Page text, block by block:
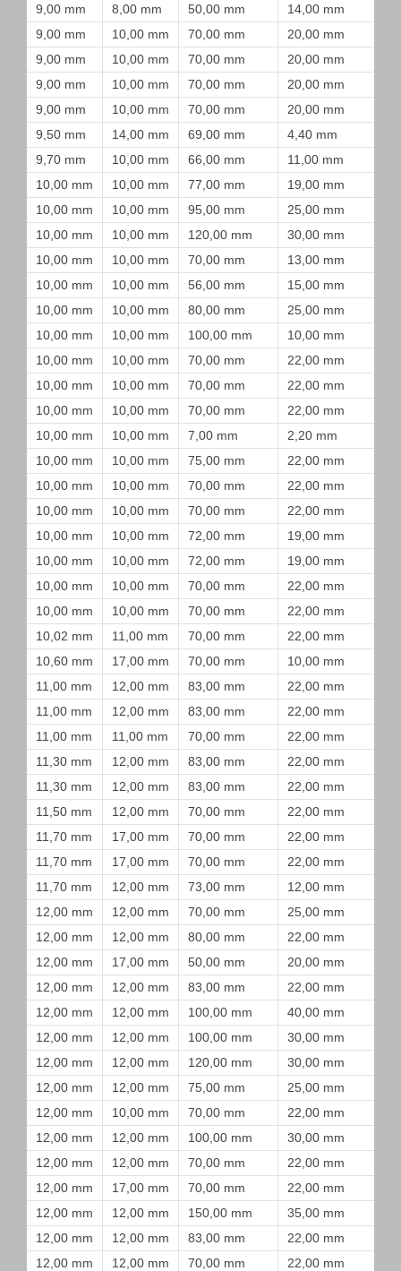
9,00 mm
8,00 mm 50,00 mm
14,00 mm
9,00 mm
10,00 mm 70,00 mm
20,00 mm
9,00 mm
10,00 mm 70,00 mm
20,00 mm
9,00 mm
10,00 mm 70,00 mm
20,00 mm
9,00 mm
10,00 mm 70,00 mm
20,00 mm
9,50 mm
14,00 mm 69,00 mm
4,40 mm
9,70 mm
10,00 mm 66,00 mm
11,00 mm
10,00 mm
10,00 mm 77,00 mm
19,00 mm
10,00 mm
10,00 mm 95,00 mm
25,00 mm
10,00 mm
10,00 mm 120,00 mm
30,00 mm
10,00 mm
10,00 mm 70,00 mm
13,00 mm
10,00 mm
10,00 mm 56,00 mm
15,00 mm
10,00 mm
10,00 mm 80,00 mm
25,00 mm
10,00 mm
10,00 mm 100,00 mm
10,00 mm
10,00 mm
10,00 mm 70,00 mm
22,00 mm
10,00 mm
10,00 mm 70,00 mm
22,00 mm
10,00 mm
10,00 mm 70,00 mm
22,00 mm
10,00 mm
10,00 mm 7,00 mm
2,20 mm
10,00 mm
10,00 mm 75,00 mm
22,00 mm
10,00 mm
10,00 mm 70,00 mm
22,00 mm
10,00 mm
10,00 mm 70,00 mm
22,00 mm
10,00 mm
10,00 mm 72,00 mm
19,00 mm
10,00 mm
10,00 mm 72,00 mm
19,00 mm
10,00 mm
10,00 mm 70,00 mm
22,00 mm
10,00 mm
10,00 mm 70,00 mm
22,00 mm
10,02 mm
11,00 mm 70,00 mm
22,00 mm
10,60 mm
17,00 mm 70,00 mm
10,00 mm
11,00 mm
12,00 mm 83,00 mm
22,00 mm
11,00 mm
12,00 mm 83,00 mm
22,00 mm
11,00 mm
11,00 mm 70,00 mm
22,00 mm
11,30 mm
12,00 mm 83,00 mm
22,00 mm
11,30 mm
12,00 mm 83,00 mm
22,00 mm
11,50 mm
12,00 mm 70,00 mm
22,00 mm
11,70 mm
17,00 mm 70,00 mm
22,00 mm
11,70 mm
17,00 mm 70,00 mm
22,00 mm
11,70 mm
12,00 mm 73,00 mm
12,00 mm
12,00 mm
12,00 mm 70,00 mm
25,00 mm
12,00 mm
12,00 mm 80,00 mm
22,00 mm
12,00 mm
17,00 mm 50,00 mm
20,00 mm
12,00 mm
12,00 mm 83,00 mm
22,00 mm
12,00 mm
12,00 mm 100,00 mm
40,00 mm
12,00 mm
12,00 mm 100,00 mm
30,00 mm
12,00 mm
12,00 mm 120,00 mm
30,00 mm
12,00 mm
12,00 mm 75,00 mm
25,00 mm
12,00 mm
10,00 mm 70,00 mm
22,00 mm
12,00 mm
12,00 mm 100,00 mm
30,00 mm
12,00 mm
12,00 mm 70,00 mm
22,00 mm
12,00 mm
17,00 mm 70,00 mm
22,00 mm
12,00 mm
12,00 mm 150,00 mm
35,00 mm
12,00 mm
12,00 mm 83,00 mm
22,00 mm
12,00 mm
12,00 mm 70,00 mm
22,00 mm